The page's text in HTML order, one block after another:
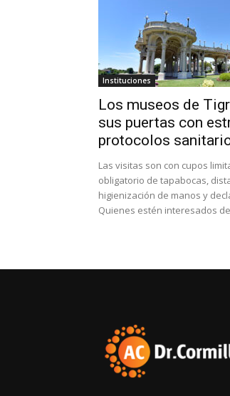
Instituciones
Los museos de
sus puertas con
protocolos
Las visitas son con cupos
obligatorio de tapabocas,
higienización de manos y
Quienes estén interesados